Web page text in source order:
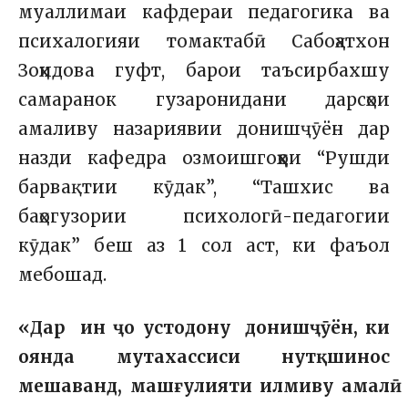
муаллимаи кафдераи педагогика ва
психалогияи томактабӣ Сабоҳатхон
Зоҳидова гуфт, барои таъсирбахшу
самаранок гузаронидани дарсҳои
амаливу назариявии донишҷӯён дар
назди кафедра озмоишгоҳҳои “Рушди
барвақтии кӯдак”, “Ташхис ва
баҳогузории психологӣ-педагогии
кӯдак” беш аз 1 сол аст, ки фаъол
мебошад.
«Дар ин ҷо устодону донишҷӯён, ки
оянда мутахассиси нутқшинос
мешаванд, машғулияти илмиву амалӣ